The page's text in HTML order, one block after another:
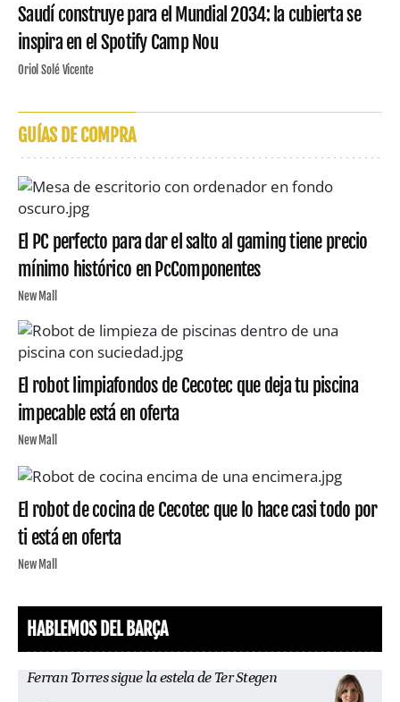
Saudí construye para el Mundial 2034: la cubierta se
inspira en el Spotify Camp Nou
Oriol Solé Vicente
GUÍAS DE COMPRA
El PC perfecto para dar el salto al gaming tiene precio
mínimo histórico en PcComponentes
New Mall
El robot limpiafondos de Cecotec que deja tu piscina
impecable está en oferta
New Mall
El robot de cocina de Cecotec que lo hace casi todo por
ti está en oferta
New Mall
HABLEMOS DEL BARÇA
Ferran Torres sigue la estela de Ter Stegen